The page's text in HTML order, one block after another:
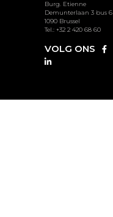
Burg. Etienne
Demunterlaan 3 bus 6
1090 Brussel
Tel.: +32 2 420 68 60
VOLG ONS